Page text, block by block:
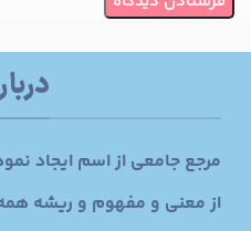
مرجع جامعی از اسم ایجاد
از معنی و مفهوم و ریشه همه